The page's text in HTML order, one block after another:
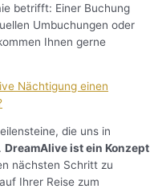
betrifft: Einer Buchung
Umbuchungen oder
Ihnen gerne
Nächtigung einen
die uns in
DreamAlive ist ein Konzept
nächsten Schritt zu
Ihrer Reise zum